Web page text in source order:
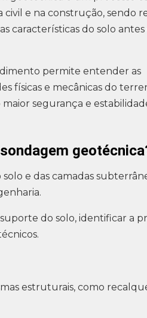
civil e na construção, sendo
características do solo
permite entender as
físicas e mecânicas do
segurança e
e das camadas
do solo, identificar a
estruturais, como